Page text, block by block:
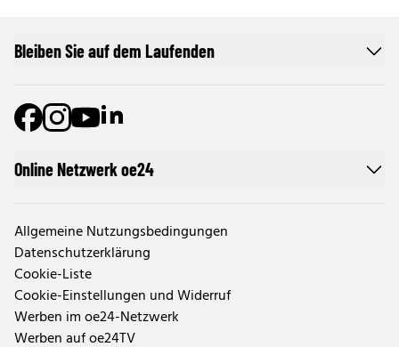
Online Netzwerk oe24
Allgemeine Nutzungsbedingungen
Datenschutzerklärung
Cookie-Liste
Cookie-Einstellungen und Widerruf
Werben im oe24-Netzwerk
Werben auf oe24TV
Bleiben Sie auf dem Laufenden